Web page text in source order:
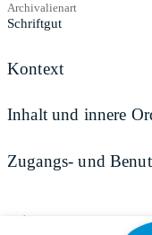
Archivalienart
Schriftgut
Kontext
Inhalt und innere
Zugangs- und
Teilen